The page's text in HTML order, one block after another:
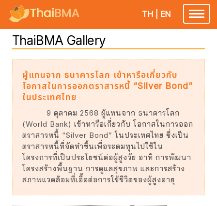
Toggle
TH EN
ThaiBMA Gallery
ผู้แทนจาก ธนาคารโลก เข้าหารือเกี่ยวกับ
โอกาสในการออกตราสารหนี้ “Silver Bond”
ในประเทศไทย
9 ตุลาคม 2568 ผู้แทนจาก ธนาคารโลก
(World Bank) เข้าหารือเกี่ยวกับ โอกาสในการออก
ตราสารหนี้ “Silver Bond” ในประเทศไทย ซึ่งเป็น
ตราสารหนี้ที่จัดทำขึ้นเพื่อระดมทุนไปใช้ใน
โครงการที่เป็นประโยชน์ต่อผู้สูงวัย อาทิ การพัฒนา
โครงสร้างพื้นฐาน การดูแลสุขภาพ และการสร้าง
สภาพแวดล้อมที่เอื้อต่อการใช้ชีวิตของผู้สูงอายุ